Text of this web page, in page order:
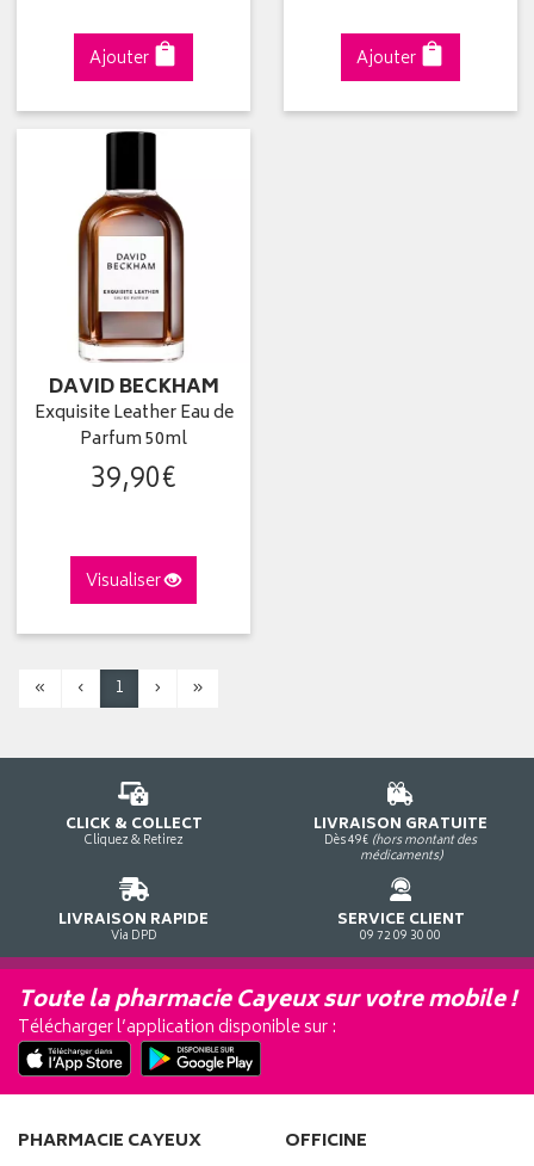
Ajouter Ajouter
DAVID BECKHAM
Exquisite Leather Eau de
Parfum 50ml
39,90€
Visualiser
« ‹ 1 › »
CLICK & COLLECT
Cliquez & Retirez
LIVRAISON GRATUITE
Dès 49€ (hors montant des
médicaments)
LIVRAISON RAPIDE
Via DPD
SERVICE CLIENT
09 72 09 30 00
Toute la pharmacie Cayeux sur votre mobile !
Télécharger l’application disponible sur :
PHARMACIE CAYEUX OFFICINE